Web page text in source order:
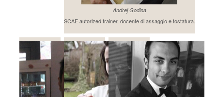
Andrej Godina
SCAE autorized trainer, docente di assaggio e tostatura.